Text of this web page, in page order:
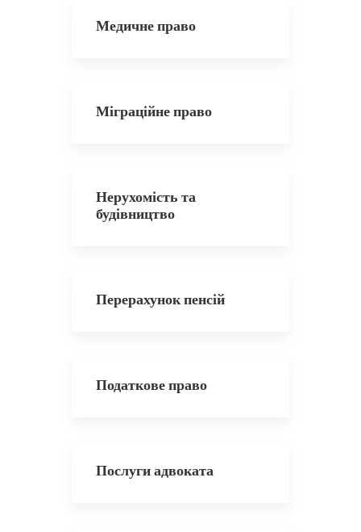
Медичне право
Міграційне право
Нерухомість та
будівництво
Перерахунок пенсій
Податкове право
Послуги адвоката